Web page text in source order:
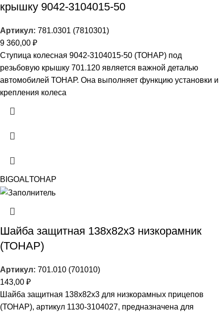
крышку 9042-3104015-50
Артикул: 781.0301 (7810301)
9 360,00 ₽
Ступица колесная 9042-3104015-50 (ТОНАР) под
резьбовую крышку 701.120 является важной деталью
автомобилей ТОНАР. Она выполняет функцию установки и
крепления колеса
BIGOALТОНАР
Шайба защитная 138х82х3 низкорамник
(ТОНАР)
Артикул: 701.010 (701010)
143,00 ₽
Шайба защитная 138х82х3 для низкорамных прицепов
(ТОНАР), артикул 1130-3104027, предназначена для